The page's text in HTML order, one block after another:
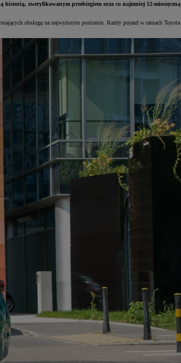
historią, zweryfikowanym przebiegiem oraz co najmniej 12-miesięczną
obsługę na najwyższym poziomie. Każdy pojazd w ramach Toyota